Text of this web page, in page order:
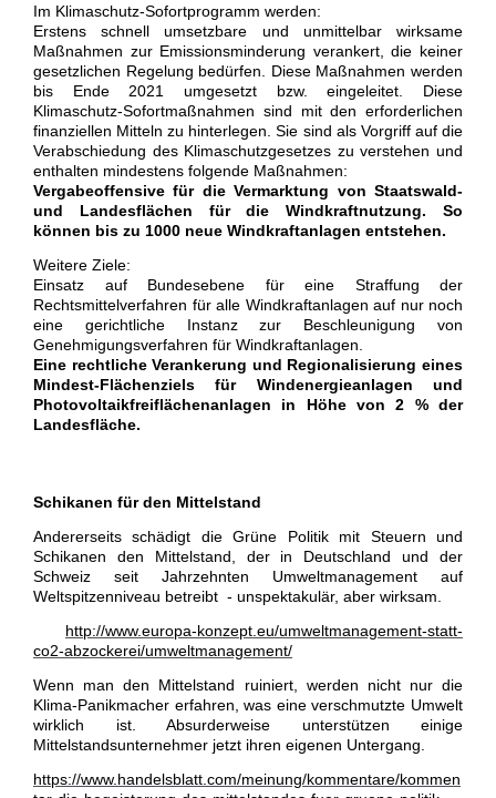
Im Klimaschutz-Sofortprogramm werden:
Erstens schnell umsetzbare und unmittelbar wirksame
Maßnahmen zur Emissionsminderung verankert, die keiner
gesetzlichen Regelung bedürfen. Diese Maßnahmen werden
bis Ende 2021 umgesetzt bzw. eingeleitet. Diese
Klimaschutz-Sofortmaßnahmen sind mit den erforderlichen
finanziellen Mitteln zu hinterlegen. Sie sind als Vorgriff auf die
Verabschiedung des Klimaschutzgesetzes zu verstehen und
enthalten mindestens folgende Maßnahmen:
Vergabeoffensive für die Vermarktung von Staatswald-
und Landesflächen für die Windkraftnutzung. So
können bis zu 1000 neue Windkraftanlagen entstehen.
Weitere Ziele:
Einsatz auf Bundesebene für eine Straffung der
Rechtsmittelverfahren für alle Windkraftanlagen auf nur noch
eine gerichtliche Instanz zur Beschleunigung von
Genehmigungsverfahren für Windkraftanlagen.
Eine rechtliche Verankerung und Regionalisierung eines
Mindest-Flächenziels für Windenergieanlagen und
Photovoltaikfreiflächenanlagen in Höhe von 2 % der
Landesfläche.
Schikanen für den Mittelstand
Andererseits schädigt die Grüne Politik mit Steuern und
Schikanen den Mittelstand, der in Deutschland und der
Schweiz seit Jahrzehnten Umweltmanagement auf
Weltspitzenniveau betreibt - unspektakulär, aber wirksam.
http://www.europa-konzept.eu/umweltmanagement-statt-
co2-abzockerei/umweltmanagement/
Wenn man den Mittelstand ruiniert, werden nicht nur die
Klima-Panikmacher erfahren, was eine verschmutzte Umwelt
wirklich ist. Absurderweise unterstützen einige
Mittelstandsunternehmer jetzt ihren eigenen Untergang.
https://www.handelsblatt.com/meinung/kommentare/kommen